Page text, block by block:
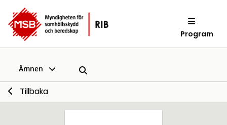
Program
Ämnen
Tillbaka